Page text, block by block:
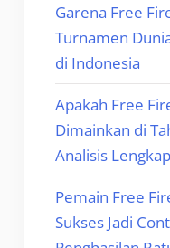
Garena Free
Turnamen
di Indonesia
Apakah Free
Dimainkan di
Analisis
Pemain Free
Sukses Jadi